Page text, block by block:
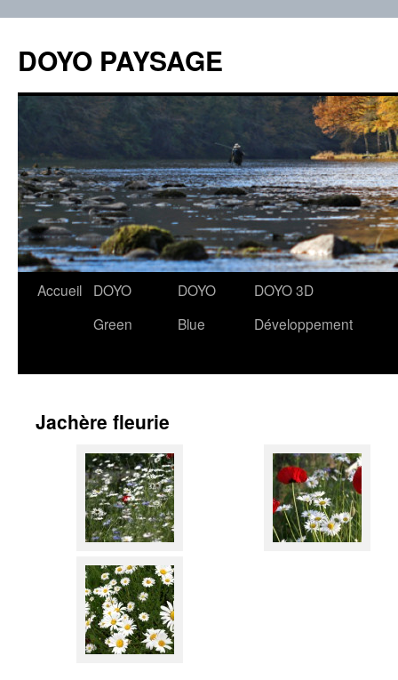
contenu
DOYO PAYSAGE
Accueil
DOYO
Green
DOYO
Blue
DOYO 3D
Développement
Jachère fleurie